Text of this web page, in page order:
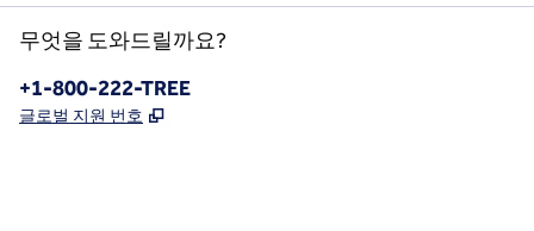
무엇을 도와드릴까요?
전화:
+1-800-222-TREE
글로벌 지원 번호 ,